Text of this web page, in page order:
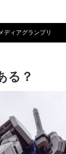
メディアグランプリ
る？